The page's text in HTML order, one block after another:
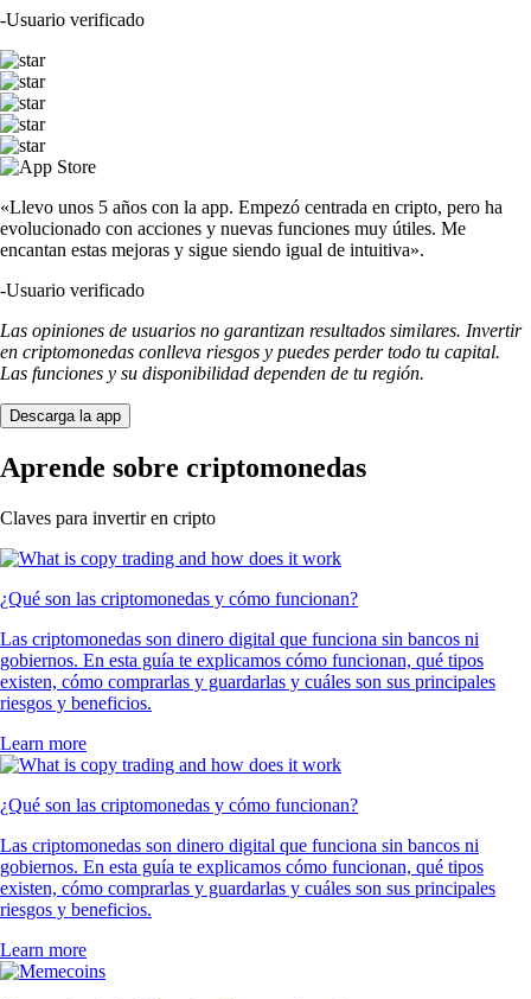
-Usuario verificado
«Llevo unos 5 años con la app. Empezó centrada en cripto, pero ha
evolucionado con acciones y nuevas funciones muy útiles. Me
encantan estas mejoras y sigue siendo igual de intuitiva».
-Usuario verificado
Las opiniones de usuarios no garantizan resultados similares. Invertir
en criptomonedas conlleva riesgos y puedes perder todo tu capital.
Las funciones y su disponibilidad dependen de tu región.
Descarga la app
Aprende sobre criptomonedas
Claves para invertir en cripto
¿Qué son las criptomonedas y cómo funcionan?
Las criptomonedas son dinero digital que funciona sin bancos ni
gobiernos. En esta guía te explicamos cómo funcionan, qué tipos
existen, cómo comprarlas y guardarlas y cuáles son sus principales
riesgos y beneficios.
Learn more
¿Qué son las criptomonedas y cómo funcionan?
Las criptomonedas son dinero digital que funciona sin bancos ni
gobiernos. En esta guía te explicamos cómo funcionan, qué tipos
existen, cómo comprarlas y guardarlas y cuáles son sus principales
riesgos y beneficios.
Learn more